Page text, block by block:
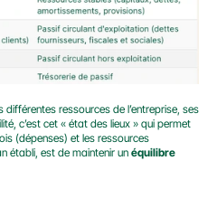
différentes ressources de l’entreprise, ses
c’est cet « état des lieux » qui permet
(dépenses) et les ressources
établi, est de maintenir un équilibre